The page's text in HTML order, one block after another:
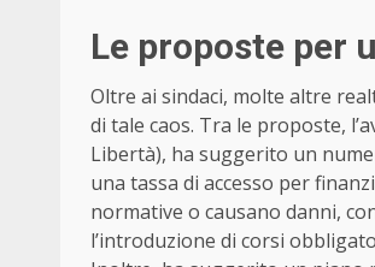
Le proposte per
Oltre ai sindaci, molte altre
di tale caos. Tra le proposte,
Libertà), ha suggerito un
una tassa di accesso per
normative o causano danni,
l’introduzione di corsi